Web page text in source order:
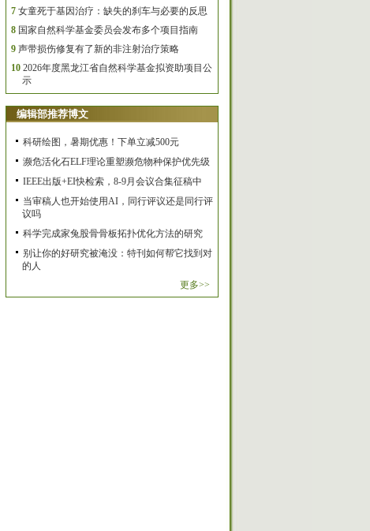
7 女童死于基因治疗：缺失的刹车与必要的反思
8 国家自然科学基金委员会发布多个项目指南
9 声带损伤修复有了新的非注射治疗策略
10 2026年度黑龙江省自然科学基金拟资助项目公
示
编辑部推荐博文
科研绘图，暑期优惠！下单立减500元
濒危活化石ELF理论重塑濒危物种保护优先级
IEEE出版+EI快检索，8-9月会议合集征稿中
当审稿人也开始使用AI，同行评议还是同行评
议吗
科学完成家兔股骨骨板拓扑优化方法的研究
别让你的好研究被淹没：特刊如何帮它找到对
的人
更多>>